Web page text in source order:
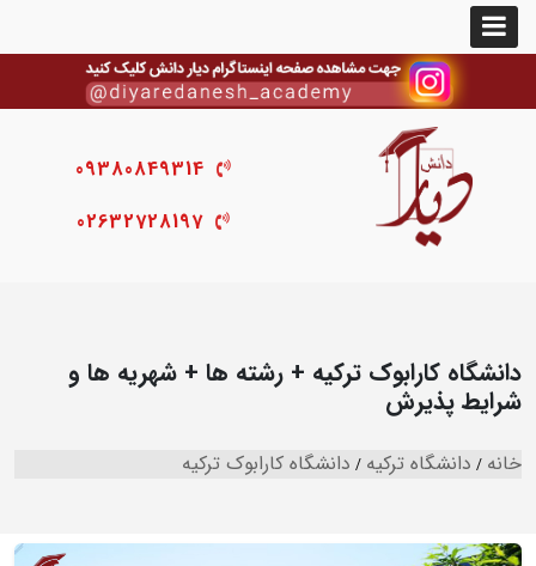
09380849314
02632728197
دانشگاه کارابوک ترکیه + رشته ها + شهریه ها و
شرایط پذیرش
خانه دانشگاه ترکیه دانشگاه کارابوک ترکیه